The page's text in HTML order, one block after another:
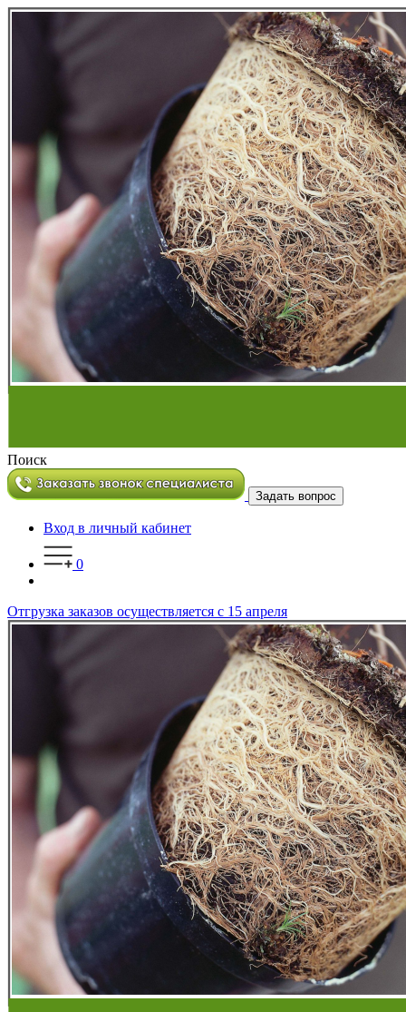
Поиск
Задать вопрос
Вход в личный кабинет
0
Отгрузка заказов осуществляется с 15 апреля